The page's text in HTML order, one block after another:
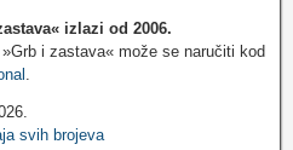
izlazi od 2006.
i zastava« može se naručiti kod
svih brojeva